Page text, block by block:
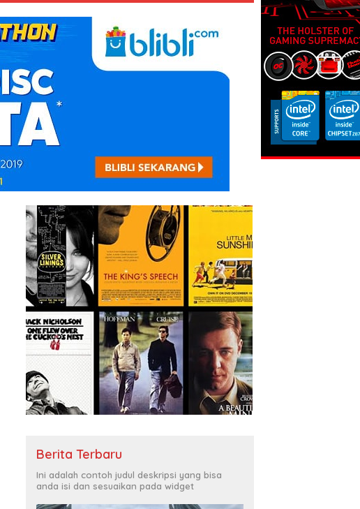
Berita Terbaru
Ini adalah contoh judul deskripsi yang bisa
anda isi dan sesuaikan pada widget